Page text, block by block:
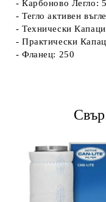
- Карбоново Легло:
- Тегло активен
- Технически
- Практически
- Фланец: 250